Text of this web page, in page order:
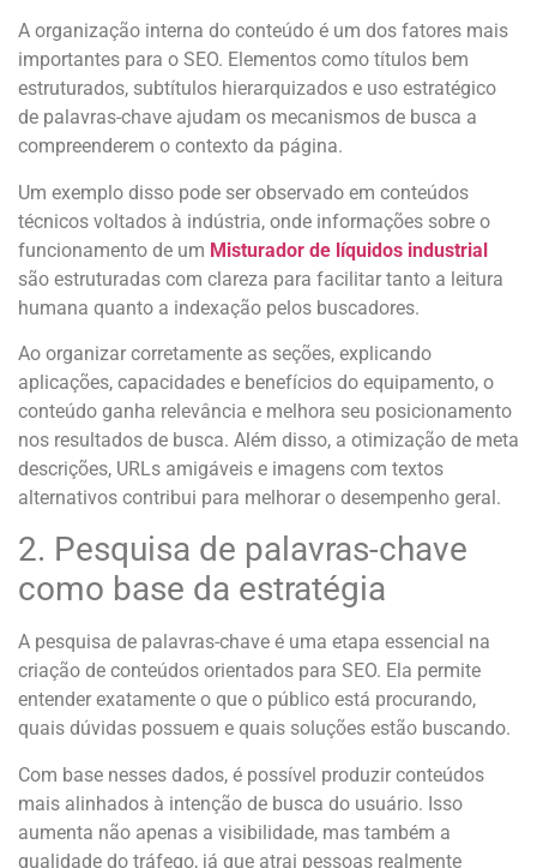
A organização interna do conteúdo é um dos fatores mais
importantes para o SEO. Elementos como títulos bem
estruturados, subtítulos hierarquizados e uso estratégico
de palavras-chave ajudam os mecanismos de busca a
compreenderem o contexto da página.
Um exemplo disso pode ser observado em conteúdos
técnicos voltados à indústria, onde informações sobre o
funcionamento de um Misturador de líquidos industrial
são estruturadas com clareza para facilitar tanto a leitura
humana quanto a indexação pelos buscadores.
Ao organizar corretamente as seções, explicando
aplicações, capacidades e benefícios do equipamento, o
conteúdo ganha relevância e melhora seu posicionamento
nos resultados de busca. Além disso, a otimização de meta
descrições, URLs amigáveis e imagens com textos
alternativos contribui para melhorar o desempenho geral.
2. Pesquisa de palavras-chave
como base da estratégia
A pesquisa de palavras-chave é uma etapa essencial na
criação de conteúdos orientados para SEO. Ela permite
entender exatamente o que o público está procurando,
quais dúvidas possuem e quais soluções estão buscando.
Com base nesses dados, é possível produzir conteúdos
mais alinhados à intenção de busca do usuário. Isso
aumenta não apenas a visibilidade, mas também a
qualidade do tráfego, já que atrai pessoas realmente